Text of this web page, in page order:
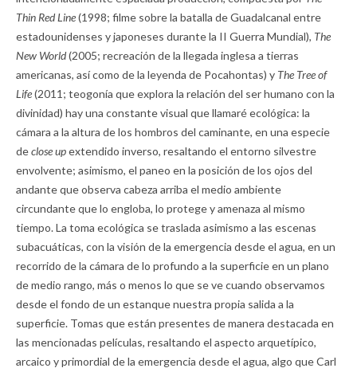
Thin Red Line(1998; filme sobre la batalla de Guadalcanal entre
estadounidenses y japoneses durante la II Guerra Mundial), The
New World(2005; recreación de la llegada inglesa a tierras
americanas, así como de la leyenda de Pocahontas) y The Tree of
Life(2011; teogonía que explora la relación del ser humano con la
divinidad) hay una constante visual que llamaré ecológica: la
cámara a la altura de los hombros del caminante, en una especie
declose upextendido inverso, resaltando el entorno silvestre
envolvente; asimismo, el paneo en la posición de los ojos del
andante que observa cabeza arriba el medio ambiente
circundante que lo engloba, lo protege y amenaza al mismo
tiempo. La toma ecológica se traslada asimismo a las escenas
subacuáticas, con la visión de la emergencia desde el agua, en un
recorrido de la cámara de lo profundo a la superficie en un plano
de medio rango, más o menos lo que se ve cuando observamos
desde el fondo de un estanque nuestra propia salida a la
superficie. Tomas que están presentes de manera destacada en
las mencionadas películas, resaltando el aspecto arquetípico,
arcaico y primordial de la emergencia desde el agua, algo que Carl